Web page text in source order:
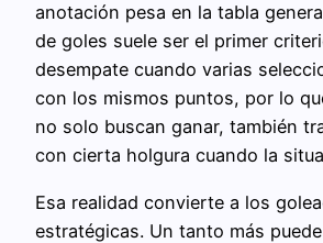
anotación pesa en la tabla
de goles suele ser el primer
desempate cuando varias
con los mismos puntos, por lo
no solo buscan ganar, también
con cierta holgura cuando la
Esa realidad convierte a los
estratégicas. Un tanto más